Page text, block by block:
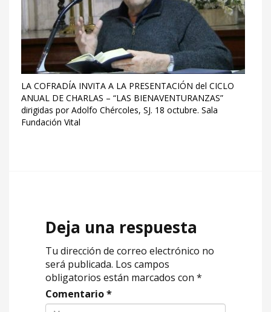
LA COFRADÍA INVITA A LA PRESENTACIÓN del CICLO
ANUAL DE CHARLAS – “LAS BIENAVENTURANZAS”
dirigidas por Adolfo Chércoles, SJ. 18 octubre. Sala
Fundación Vital
Deja una respuesta
Tu dirección de correo electrónico no
será publicada. Los campos
obligatorios están marcados con *
Comentario*